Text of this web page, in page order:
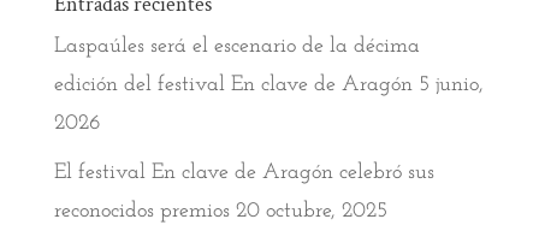
Laspaúles será el escenario de la décima
edición del festival En clave de Aragón 5 junio,
2026
El festival En clave de Aragón celebró sus
reconocidos premios 20 octubre, 2025